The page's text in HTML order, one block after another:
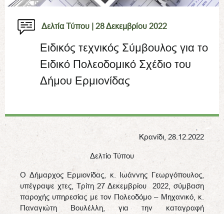
Δελτία Τύπου | 28 Δεκεμβρίου 2022
Ειδικός τεχνικός Σύμβουλος για το
Ειδικό Πολεοδομικό Σχέδιο του
Δήμου Ερμιονίδας
Κρανίδι, 28.12.2022
Δελτίο Τύπου
Ο Δήμαρχος Ερμιονίδας, κ. Ιωάννης Γεωργόπουλος,
υπέγραψε χτες, Τρίτη 27 Δεκεμβρίου 2022, σύμβαση
παροχής υπηρεσίας με τον Πολεοδόμο – Μηχανικό, κ.
Παναγιώτη Βουλέλλη, για την καταγραφή